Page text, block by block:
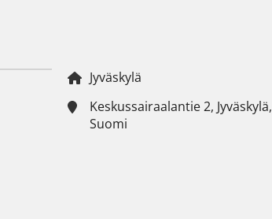
Jyväskylä
Keskussairaalantie 2, Jyväskylä,
Suomi